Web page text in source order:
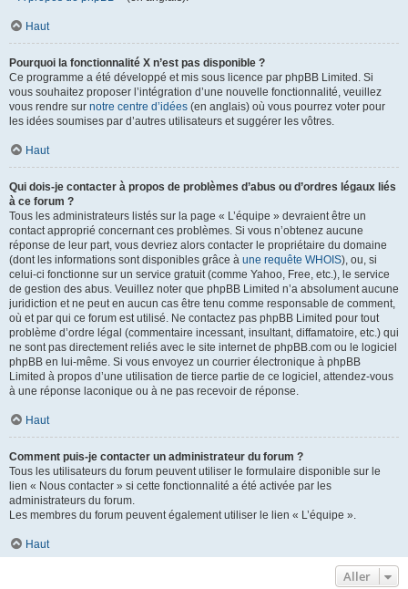
Haut
Pourquoi la fonctionnalité X n’est pas disponible ?
Ce programme a été développé et mis sous licence par phpBB Limited. Si
vous souhaitez proposer l’intégration d’une nouvelle fonctionnalité, veuillez
vous rendre sur notre centre d’idées (en anglais) où vous pourrez voter pour
les idées soumises par d’autres utilisateurs et suggérer les vôtres.
Haut
Qui dois-je contacter à propos de problèmes d’abus ou d’ordres légaux liés
à ce forum ?
Tous les administrateurs listés sur la page « L’équipe » devraient être un
contact approprié concernant ces problèmes. Si vous n’obtenez aucune
réponse de leur part, vous devriez alors contacter le propriétaire du domaine
(dont les informations sont disponibles grâce à une requête WHOIS), ou, si
celui-ci fonctionne sur un service gratuit (comme Yahoo, Free, etc.), le service
de gestion des abus. Veuillez noter que phpBB Limited n’a absolument aucune
juridiction et ne peut en aucun cas être tenu comme responsable de comment,
où et par qui ce forum est utilisé. Ne contactez pas phpBB Limited pour tout
problème d’ordre légal (commentaire incessant, insultant, diffamatoire, etc.) qui
ne sont pas directement reliés avec le site internet de phpBB.com ou le logiciel
phpBB en lui-même. Si vous envoyez un courrier électronique à phpBB
Limited à propos d’une utilisation de tierce partie de ce logiciel, attendez-vous
à une réponse laconique ou à ne pas recevoir de réponse.
Haut
Comment puis-je contacter un administrateur du forum ?
Tous les utilisateurs du forum peuvent utiliser le formulaire disponible sur le
lien « Nous contacter » si cette fonctionnalité a été activée par les
administrateurs du forum.
Les membres du forum peuvent également utiliser le lien « L’équipe ».
Haut
Aller